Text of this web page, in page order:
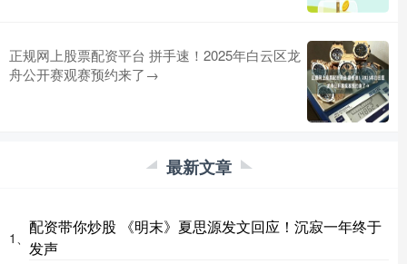
正规网上股票配资平台 拼手速！2025年白云区龙
舟公开赛观赛预约来了→
最新文章
1、
配资带你炒股 《明末》夏思源发文回应！沉寂一年终于
发声